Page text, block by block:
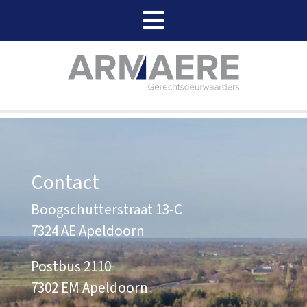
Contact
Boogschutterstraat 13-C
7324 AE Apeldoorn
Postbus 2110
7302 EM Apeldoorn